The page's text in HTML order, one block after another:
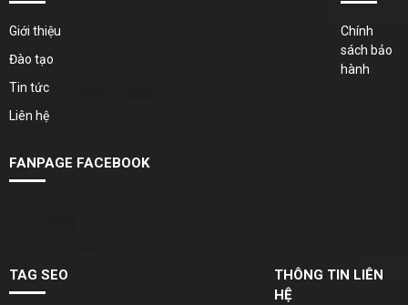
Giới thiệu
Đào tạo
Tin tức
Liên hệ
Chính
sách bảo
hành
FANPAGE FACEBOOK
TAG SEO
THÔNG TIN LIÊN
HỆ